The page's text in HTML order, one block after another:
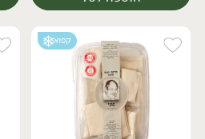
קפוא